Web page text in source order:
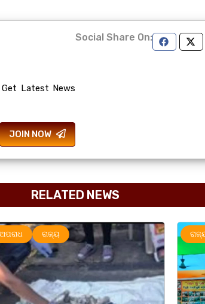
Latest News
JOIN NOW
Social Share On:
RELATED NEWS
ରାଜ୍ୟ